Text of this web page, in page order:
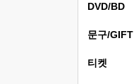
DVD/BD
문구/GIFT
티켓